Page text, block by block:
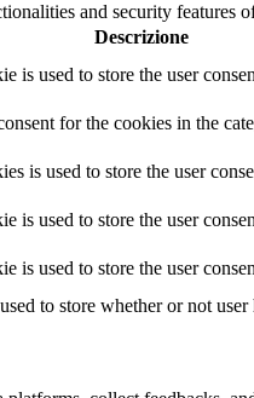
and security features
Descrizione
is used to store the user
for the cookies in the
is used to store the user
used to store the user
used to store the user
to store whether or not